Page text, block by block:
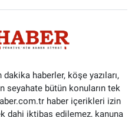
haberler, köşe yazıları,
seyahate bütün konuların tek
haber içerikleri izin
dahi iktibas edilemez, kanuna